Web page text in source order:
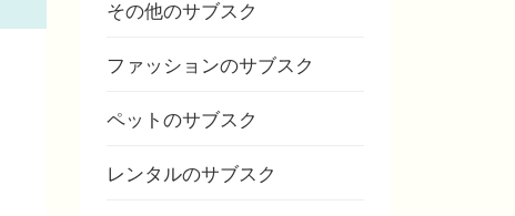
その他のサブスク
ファッションのサブスク
ペットのサブスク
レンタルのサブスク